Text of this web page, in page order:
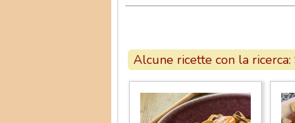
Alcune ricette con la ricerca: